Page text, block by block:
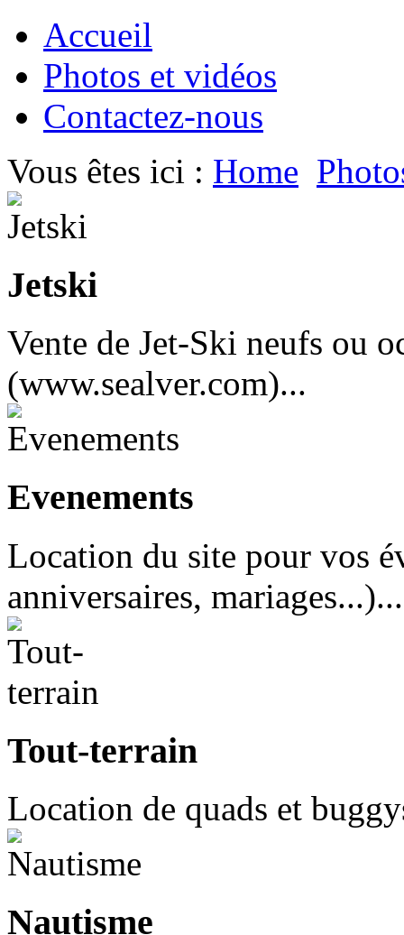
Accueil
Photos et vidéos
Contactez-nous
Vous êtes ici : Home
Jetski
Vente de Jet-Ski neufs ou
(www.sealver.com)...
Evenements
Location du site pour vos
anniversaires, mariages...)...
Tout-terrain
Location de quads et
Nautisme